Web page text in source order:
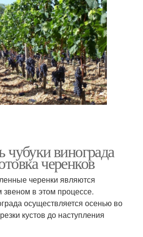
чубуки винограда
черенков
черенки являются
в этом процессе.
осуществляется осенью во
кустов до наступления